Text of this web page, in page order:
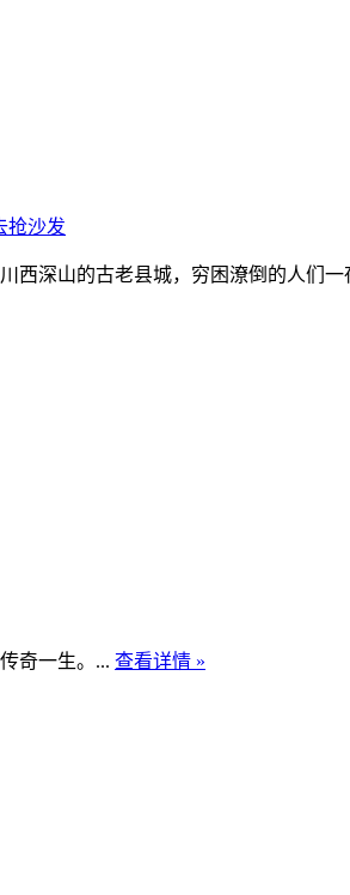
抢沙发
西深山的古老县城，穷困潦倒的人们
奇一生。... 查看详情 »